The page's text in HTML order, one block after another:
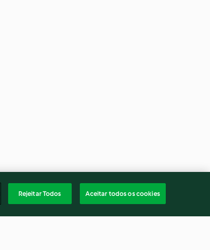
Rejeitar Todos Aceitar todos os cookies